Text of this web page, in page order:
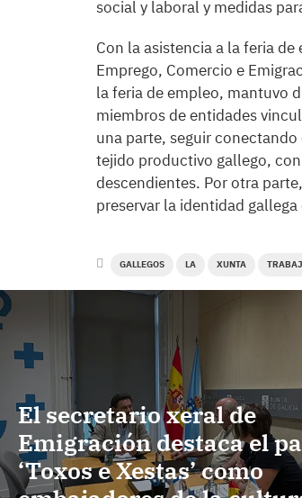
social y laboral y medidas
Con la asistencia a la feria
Emprego, Comercio e
la feria de empleo, mantuvo
miembros de entidades
una parte, seguir
tejido productivo gallego,
descendientes. Por otra
preservar la identidad gallega
GALLEGOS LA XUNTA
El secretario xeral de
Emigración destaca el
‘Toxos e Xestas’ como